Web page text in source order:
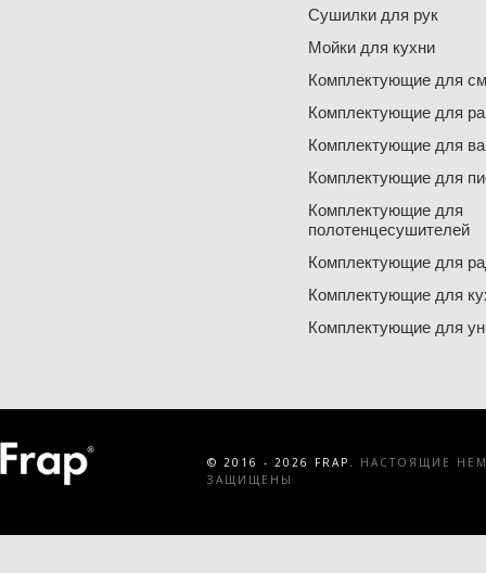
Сушилки для рук
Мойки для кухни
Комплектующие для
Комплектующие для
Комплектующие для
Комплектующие для
Комплектующие для
полотенцесушителей
Комплектующие для
Комплектующие для
Комплектующие для
© 2016 - 2026 FRAP.
НАСТОЯЩИЕ
ЗАЩИЩЕНЫ